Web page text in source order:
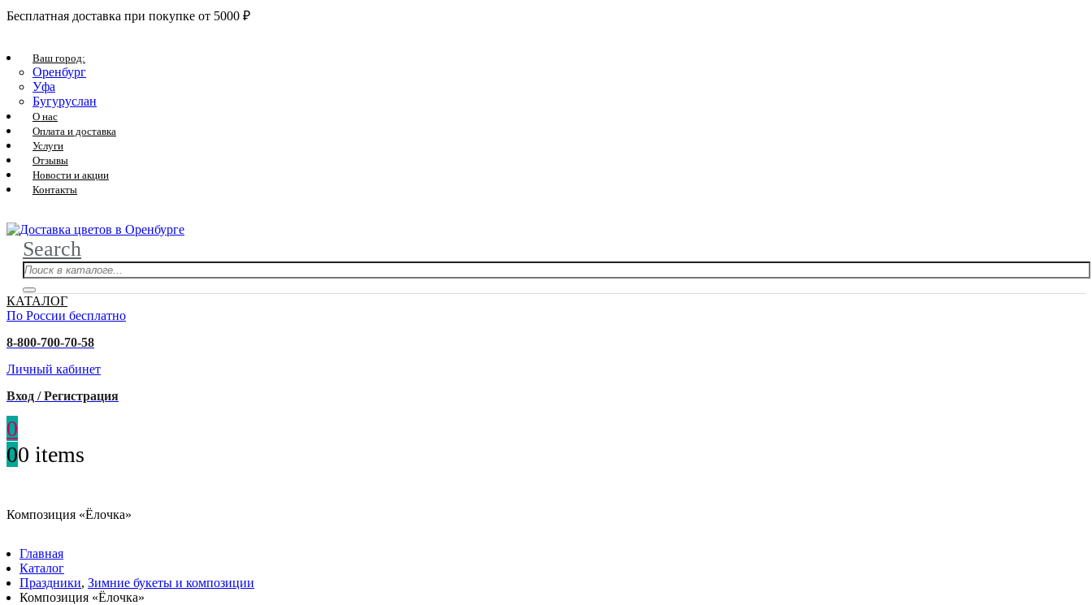
Бесплатная доставка при покупке от 5000 ₽
Ваш город:
Оренбург
Уфа
Бугуруслан
О нас
Оплата и доставка
Услуги
Отзывы
Новости и акции
Контакты
Search
КАТАЛОГ
По России бесплатно
8-800-700-70-58
Личный кабинет
Вход / Регистрация
0
00 items
Композиция «Ёлочка»
Главная
Каталог
Праздники, Зимние букеты и композиции
Композиция «Ёлочка»